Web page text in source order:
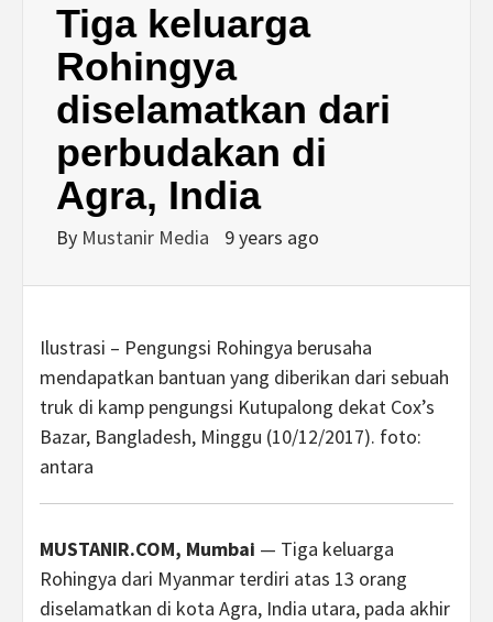
Tiga keluarga
Rohingya
diselamatkan dari
perbudakan di
Agra, India
By Mustanir Media 9 years ago
Ilustrasi – Pengungsi Rohingya berusaha
mendapatkan bantuan yang diberikan dari sebuah
truk di kamp pengungsi Kutupalong dekat Cox’s
Bazar, Bangladesh, Minggu (10/12/2017). foto:
antara
MUSTANIR.COM, Mumbai — Tiga keluarga
Rohingya dari Myanmar terdiri atas 13 orang
diselamatkan di kota Agra, India utara, pada akhir